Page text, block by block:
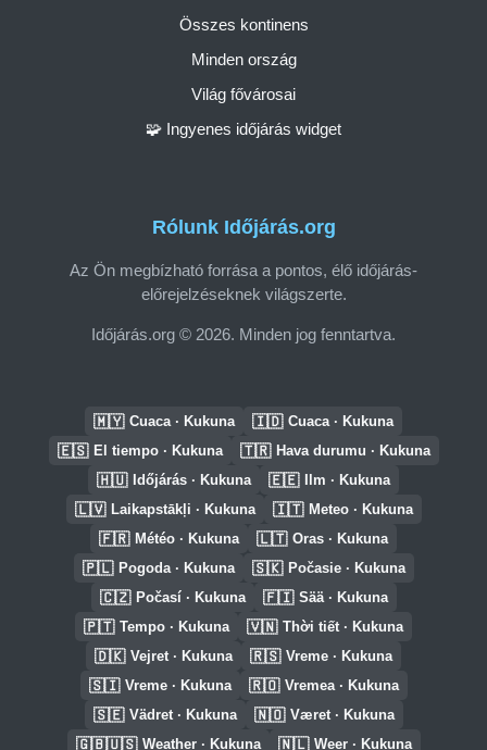
Rólunk Időjárás.org
Az Ön megbízható forrása a pontos, élő időjárás-
előrejelzéseknek világszerte.
Időjárás.org © 2026. Minden jog fenntartva.
Összes kontinens
Minden ország
Világ fővárosai
🧩 Ingyenes időjárás widget
🇲🇾 Cuaca · Kukuna 🇮🇩 Cuaca · Kukuna
🇪🇸 El tiempo · Kukuna 🇹🇷 Hava durumu · Kukuna
🇭🇺 Időjárás · Kukuna 🇪🇪 Ilm · Kukuna
🇱🇻 Laikapstākļi · Kukuna 🇮🇹 Meteo · Kukuna
🇫🇷 Météo · Kukuna 🇱🇹 Oras · Kukuna
🇵🇱 Pogoda · Kukuna 🇸🇰 Počasie · Kukuna
🇨🇿 Počasí · Kukuna 🇫🇮 Sää · Kukuna
🇵🇹 Tempo · Kukuna 🇻🇳 Thời tiết · Kukuna
🇩🇰 Vejret · Kukuna 🇷🇸 Vreme · Kukuna
🇸🇮 Vreme · Kukuna 🇷🇴 Vremea · Kukuna
🇸🇪 Vädret · Kukuna 🇳🇴 Været · Kukuna
🇬🇧🇺🇸 Weather · Kukuna 🇳🇱 Weer · Kukuna